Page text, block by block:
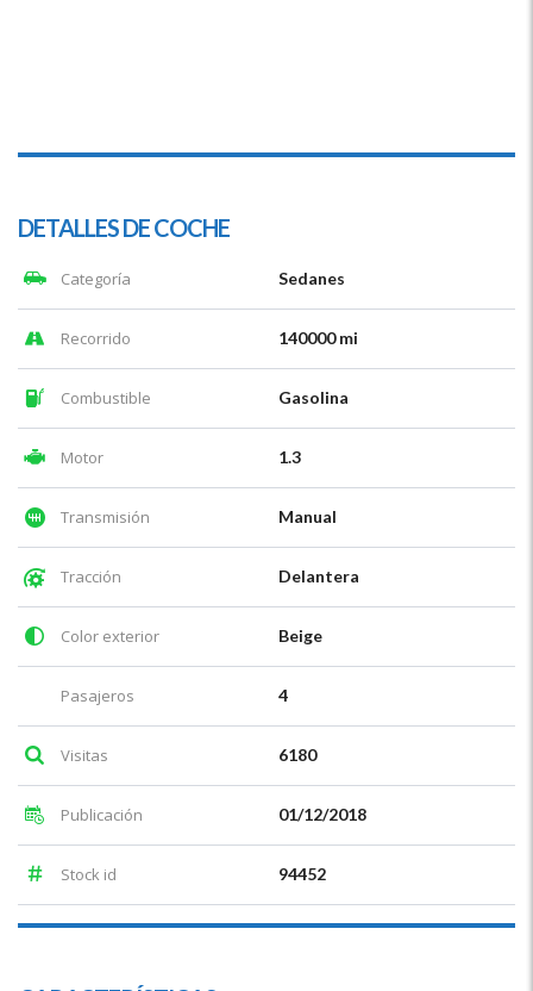
DETALLES DE COCHE
Categoría Sedanes
Recorrido 140000 mi
Combustible Gasolina
Motor 1.3
Transmisión Manual
Tracción Delantera
Color exterior Beige
Pasajeros 4
Visitas 6180
Publicación 01/12/2018
Stock id 94452